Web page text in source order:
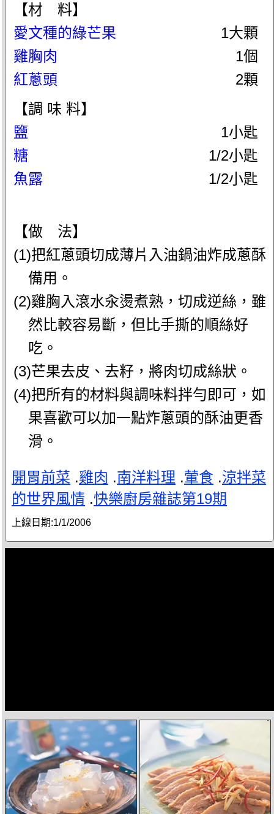
【材 料】
愛文種的綠芒果
1大顆
雞胸肉
1個
紅蔥頭
2顆
【調 味 料】
鹽
1小匙
糖
1/2小匙
魚露
1/2小匙
【做 法】
(1)把紅蔥頭切成薄片入油鍋油炸成蔥酥
備用。
(2)雞胸入滾水汆燙煮熟，切成逆絲，雖
然比較容易斷，但比手撕的順絲好
吃。
(3)芒果去皮、去籽，將肉切成絲狀。
(4)把所有的材料與調味料拌勻即可，如
果喜歡可以加一點炸蔥頭的酥油更香
滑。
開胃前菜 .雞肉 .南洋料理 .葷食 .涼拌菜
的世界風情 .快樂廚房雜誌第19期
上線日期:1/1/2006